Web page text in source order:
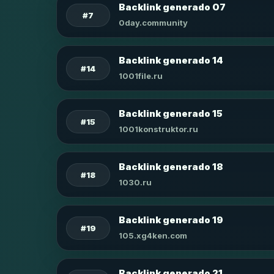
#7
Backlink generado 07
0day.community
#14
Backlink generado 14
1001file.ru
#15
Backlink generado 15
1001konstruktor.ru
#18
Backlink generado 18
1030.ru
#19
Backlink generado 19
105.xg4ken.com